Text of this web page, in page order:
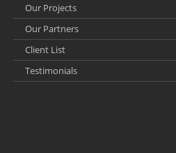
Our Projects
Our Partners
Client List
Testimonials